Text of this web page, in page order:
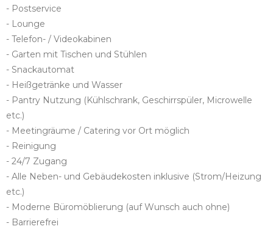
- Postservice
- Lounge
- Telefon- / Videokabinen
- Garten mit Tischen und Stühlen
- Snackautomat
- Heißgetränke und Wasser
- Pantry Nutzung (Kühlschrank, Geschirrspüler, Microwelle
etc.)
- Meetingräume / Catering vor Ort möglich
- Reinigung
- 24/7 Zugang
- Alle Neben- und Gebäudekosten inklusive (Strom/Heizung
etc.)
- Moderne Büromöblierung (auf Wunsch auch ohne)
- Barrierefrei